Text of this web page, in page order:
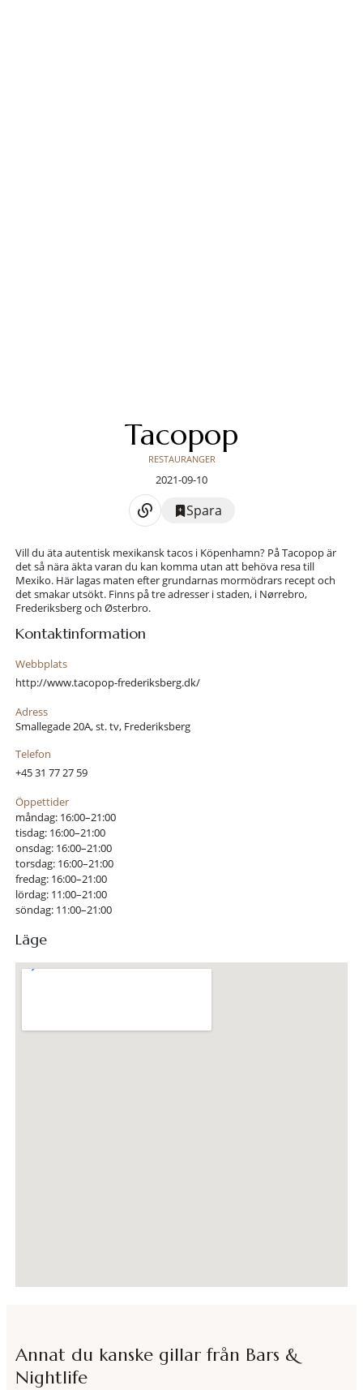
Tacopop
RESTAURANGER
2021-09-10
Spara
Vill du äta autentisk mexikansk tacos i Köpenhamn? På Tacopop är
det så nära äkta varan du kan komma utan att behöva resa till
Mexiko. Här lagas maten efter grundarnas mormödrars recept och
det smakar utsökt. Finns på tre adresser i staden, i Nørrebro,
Frederiksberg och Østerbro.
Kontaktinformation
Webbplats
http://www.tacopop-frederiksberg.dk/
Adress
Smallegade 20A, st. tv, Frederiksberg
Telefon
+45 31 77 27 59
Öppettider
måndag: 16:00–21:00
tisdag: 16:00–21:00
onsdag: 16:00–21:00
torsdag: 16:00–21:00
fredag: 16:00–21:00
lördag: 11:00–21:00
söndag: 11:00–21:00
Läge
Annat du kanske gillar från Bars &
Nightlife